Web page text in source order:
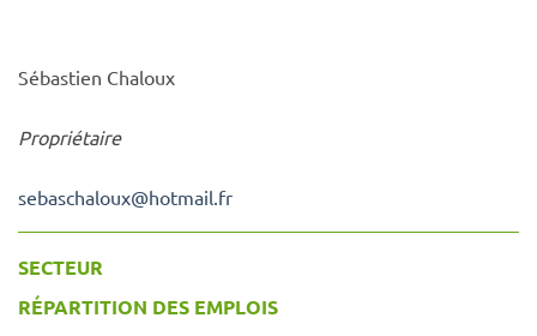
Sébastien Chaloux
Propriétaire
sebaschaloux@hotmail.fr
SECTEUR
RÉPARTITION DES EMPLOIS